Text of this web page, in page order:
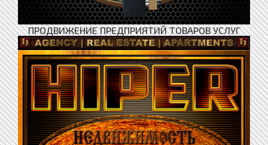
ПРОДВИЖЕНИЕ ПРЕДПРИЯТИЙ ТОВАРОВ УСЛУГ